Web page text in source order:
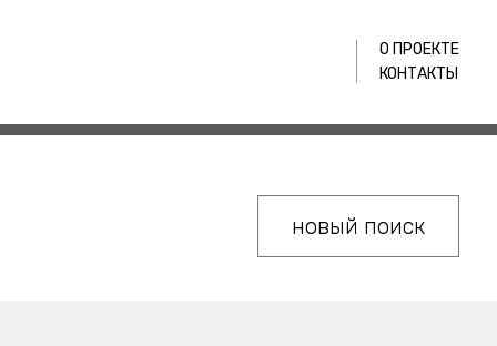
О ПРОЕКТЕ
КОНТАКТЫ
новый поиск